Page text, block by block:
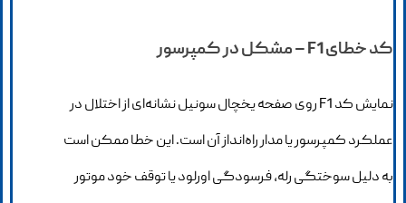
کد خطای F1 – مشکل در کمپرسور
نمایش کد F1 روی صفحه یخچال سونیل نشانه‌ای از اختلال در
عملکرد کمپرسور یا مدار راه‌انداز آن است. این خطا ممکن است
به دلیل سوختگی رله، فرسودگی اورلود یا توقف خود موتور